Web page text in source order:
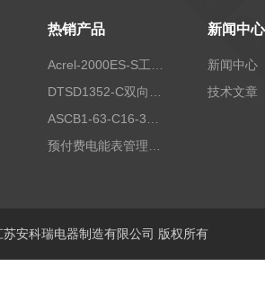
热销产品 新闻中心
新闻中心
技术文章
安科瑞电器制造有限公司 版权所有